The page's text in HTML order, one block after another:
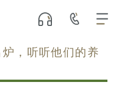
，听听他们的养